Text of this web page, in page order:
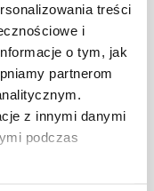
treści
i
o tym, jak
partnerom
z innymi danymi
podczas
pomoc w
i
Państwa
zamówienie
do 3 dni